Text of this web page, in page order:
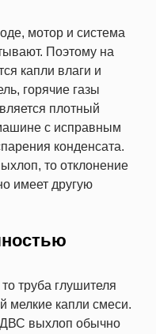
мотор и система
Поэтому на
капли влаги и
горячие газы
плотный
с исправным
конденсата.
то отклонение
имеет другую
труба глушителя
капли смеси.
ДВС выхлоп обычно